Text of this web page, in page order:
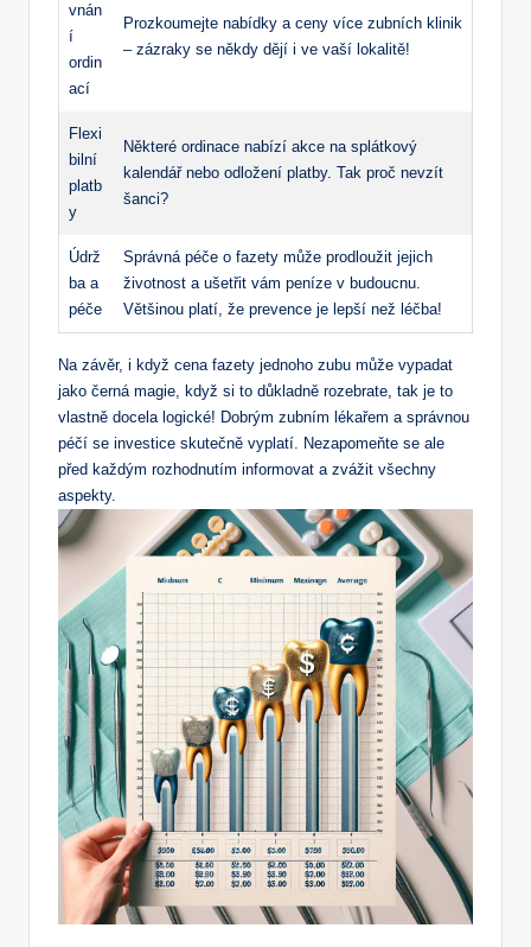
vnán
í
ordin
ací
Prozkoumejte nabídky a ceny více zubních klinik
– zázraky se někdy dějí i ve vaší lokalitě!
Flexi
bilní
platb
y
Některé ordinace nabízí akce na splátkový
kalendář nebo odložení platby. Tak proč nevzít
šanci?
Údrž
ba a
péče
Správná péče o fazety může prodloužit jejich
životnost a ušetřit vám peníze v budoucnu.
Většinou platí, že prevence je lepší než léčba!
Na závěr, i když cena fazety jednoho zubu může vypadat
jako černá magie, když si to důkladně rozebrate, tak je to
vlastně docela logické! Dobrým zubním lékařem a správnou
péčí se investice skutečně vyplatí. Nezapomeňte se ale
před každým rozhodnutím informovat a zvážit všechny
aspekty.